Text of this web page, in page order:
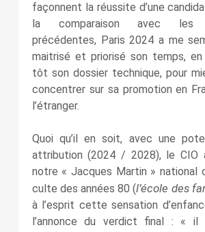
façonnent la réussite d’une
la comparaison avec les
précédentes, Paris 2024 a me
maitrisé et priorisé son temps,
tôt son dossier technique, pour
concentrer sur sa promotion en
l’étranger.
Quoi qu’il en soit, avec une
attribution (2024 / 2028), le CIO
notre « Jacques Martin » national
culte des années 80 (l’école des
à l’esprit cette sensation
l’annonce du verdict final : « il